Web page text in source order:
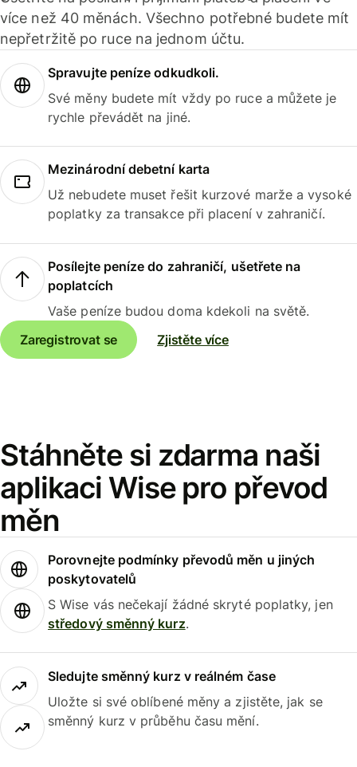
více než 40 měnách. Všechno potřebné budete mít
nepřetržitě po ruce na jednom účtu.
Spravujte peníze odkudkoli.
Své měny budete mít vždy po ruce a můžete je
rychle převádět na jiné.
Mezinárodní debetní karta
Už nebudete muset řešit kurzové marže a vysoké
poplatky za transakce při placení v zahraničí.
Posílejte peníze do zahraničí, ušetřete na
poplatcích
Vaše peníze budou doma kdekoli na světě.
Zaregistrovat se
Zjistěte více
Stáhněte si zdarma naši
aplikaci Wise pro převod
měn
Porovnejte podmínky převodů měn u jiných
poskytovatelů
S Wise vás nečekají žádné skryté poplatky, jen
středový směnný kurz.
Sledujte směnný kurz v reálném čase
Uložte si své oblíbené měny a zjistěte, jak se
směnný kurz v průběhu času mění.